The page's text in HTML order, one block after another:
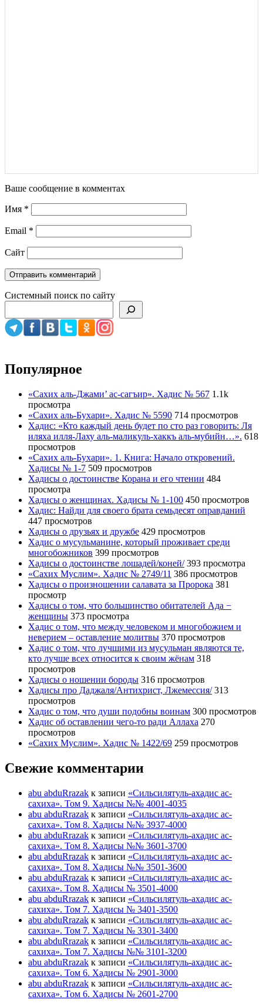
Ваше сообщение в комментах
Имя *
Email *
Сайт
Системный поиск по сайту
Популярное
«Сахих аль-Джами’ ас-сагъир». Хадис № 567 1.1k
просмотра
«Сахих аль-Бухари». Хадис № 5590 714 просмотров
Хадис: «Кто каждый день будет по сто раз говорить: Ля
иляха илля-Лаху аль-маликуль-хаккъ аль-мубийн…». 618
просмотров
«Сахих аль-Бухари». 1. Книга: Начало откровений.
Хадисы № 1-7 509 просмотров
Хадисы о достоинстве Корана и его чтении 484
просмотра
Хадисы о женщинах. Хадисы № 1-100 450 просмотров
Хадис: Найди для своего брата семьдесят оправданий
447 просмотров
Хадисы о друзьях и дружбе 429 просмотров
Хадис о мусульманине, который проживает среди
многобожников 399 просмотров
Хадисы о достоинстве лошадей/коней/ 393 просмотра
«Сахих Муслим». Хадис № 2749/11 386 просмотров
Хадисы о произношении салавата за Пророка 381
просмотр
Хадисы о том, что большинство обитателей Ада −
женщины 373 просмотра
Хадис о том, что между человеком и многобожием и
неверием – оставление молитвы 370 просмотров
Хадис о том, что лучшими из мусульман являются те,
кто лучше всех относится к своим жёнам 318
просмотров
Хадисы о ношении бороды 316 просмотров
Хадисы про Даджаля/Антихрист, Лжемессия/ 313
просмотров
Хадис о том, что души подобны воинам 300 просмотров
Хадис об оставлении чего-то ради Аллаха 270
просмотров
«Сахих Муслим». Хадис № 1422/69 259 просмотров
Свежие комментарии
abu abduRrazak к записи «Сильсилятуль-ахадис ас-
сахиха». Том 9. Хадисы №№ 4001-4035
abu abduRrazak к записи «Сильсилятуль-ахадис ас-
сахиха». Том 8. Хадисы №№ 3937-4000
abu abduRrazak к записи «Сильсилятуль-ахадис ас-
сахиха». Том 8. Хадисы №№ 3601-3700
abu abduRrazak к записи «Сильсилятуль-ахадис ас-
сахиха». Том 8. Хадисы №№ 3501-3600
abu abduRrazak к записи «Сильсилятуль-ахадис ас-
сахиха». Том 8. Хадисы № 3501-4000
abu abduRrazak к записи «Сильсилятуль-ахадис ас-
сахиха». Том 7. Хадисы № 3401-3500
abu abduRrazak к записи «Сильсилятуль-ахадис ас-
сахиха». Том 7. Хадисы № 3301-3400
abu abduRrazak к записи «Сильсилятуль-ахадис ас-
сахиха». Том 7. Хадисы №№ 3101-3200
abu abduRrazak к записи «Сильсилятуль-ахадис ас-
сахиха». Том 6. Хадисы № 2901-3000
abu abduRrazak к записи «Сильсилятуль-ахадис ас-
сахиха». Том 6. Хадисы № 2601-2700